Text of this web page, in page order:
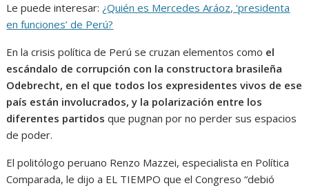
Le puede interesar: ¿Quién es Mercedes Aráoz, ‘presidenta
en funciones’ de Perú?
En la crisis política de Perú se cruzan elementos como el
escándalo de corrupción con la constructora brasileña
Odebrecht, en el que todos los expresidentes vivos de ese
país están involucrados, y la polarización entre los
diferentes partidos que pugnan por no perder sus espacios
de poder.
El politólogo peruano Renzo Mazzei, especialista en Política
Comparada, le dijo a EL TIEMPO que el Congreso “debió